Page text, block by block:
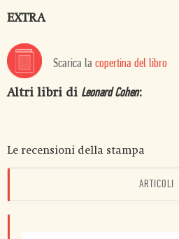
EXTRA
Scarica la copertina del libro
Altri libri di Leonard Cohen:
Le recensioni della stampa
ARTICOLI